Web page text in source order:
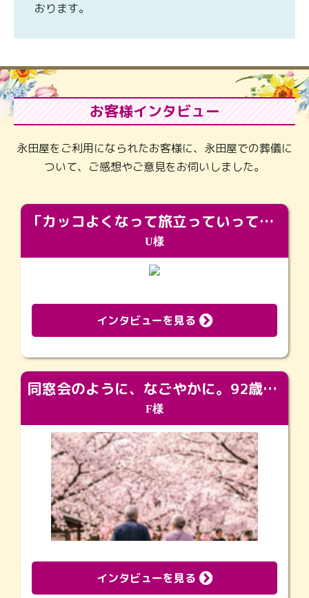
おります。
お客様インタビュー
永田屋をご利用になられたお客様に、永田屋での葬儀に
ついて、ご感想やご意見をお伺いしました。
「カッコよくなって旅立っていってくれました（笑）もっとカッコいいって言ってあげればよかったな」
U様
インタビューを見る
同窓会のように、なごやかに。92歳の旅立ちを彩った、再会と感謝の場
F様
インタビューを見る